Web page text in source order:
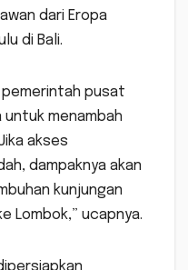
dari Eropa
di Bali.
pemerintah pusat
untuk menambah
akses
dampaknya akan
kunjungan
Lombok,” ucapnya.